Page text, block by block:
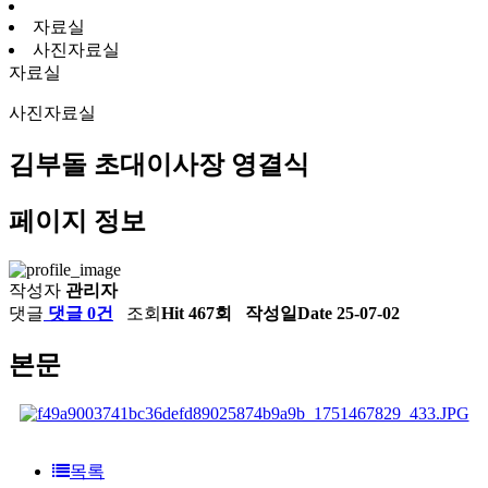
자료실
사진자료실
자료실
사진자료실
김부돌 초대이사장 영결식
페이지 정보
작성자 관리자
댓글 댓글 0건 조회 Hit 467회 작성일Date 25-07-02
본문
목록